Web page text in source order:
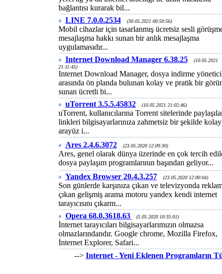
bağlantısı kurarak bil...
LINE 7.0.0.2534
(30.05.2021 00:50:56)
Mobil cihazlar için tasarlanmış ücretsiz sesli
mesajlaşma hakkı sunan bir anlık mesajlaşma
uygulamasıdır...
Internet Download Manager 6.38.25
(10.05.2021
21:11:45)
Internet Download Manager, dosya indirme
arasında ön planda bulunan kolay ve pratik bir
sunan ücretli bi...
uTorrent 3.5.5.45832
(10.05.2021 21:02:46)
uTorrent, kullanıcılarına Torrent sitelerinde
linkleri bilgisayarlarınıza zahmetsiz bir şekilde
arayüz i...
Ares 2.4.6.3072
(23.05.2020 12:09:30)
Ares, genel olarak dünya üzerinde en çok tercih
dosya paylaşım programlarının başından geliyor...
Yandex Browser 20.4.3.257
(23.05.2020 12:00:04)
Son günlerde karşınıza çıkan ve televizyonda
çıkan gelişmiş arama motoru yandex kendi internet
tarayıcısını çıkarm...
Opera 68.0.3618.63
(5.05.2020 10:35:01)
İnternet tarayıcıları bilgisayarlarımızın olmazsa
olmazlarındandır. Google chrome, Mozilla Firefox,
İnternet Explorer, Safari...
--> Internet - Yeni Eklenen Programların